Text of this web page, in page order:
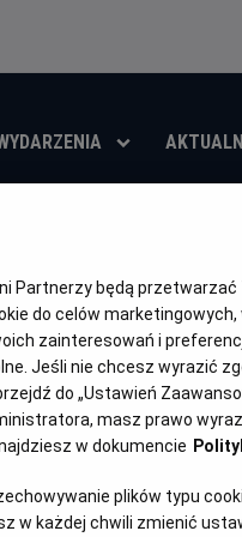
Łapa w
/ Familijny / Akcja Od 7
Partnerzy będą przetwarzać
do celów marketingowych,
zainteresowań i
Jeśli nie chcesz wyrazić
do „Ustawień
masz prawo
w dokumencie
plików typu
w każdej chwili zmienić